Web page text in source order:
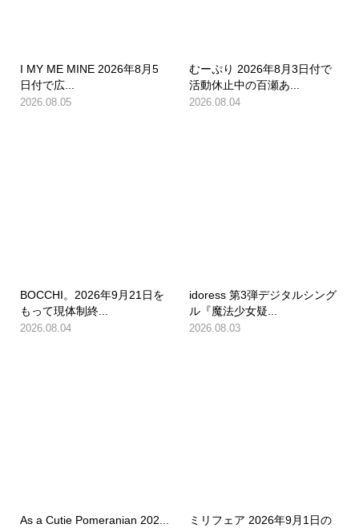
I MY ME MINE 2026年8月5
日付で広...
2026.08.05
むーぷり 2026年8月3日付で
活動休止中の百瀬あ...
2026.08.04
BOCCHI。2026年9月21日を
もって現体制終...
2026.08.04
idoress 第3弾デジタルシング
ル『魔法少女疑...
2026.08.03
As a Cutie Pomeranian 202...
ミリフェア 2026年9月1日の